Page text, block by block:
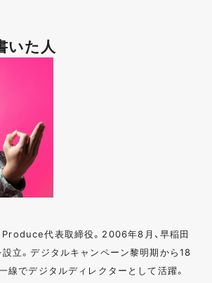
いた人
代表取締役。2006年8月、早稲田
立。デジタルキャンペーン黎明期から18
線でデジタルディレクターとして活躍。